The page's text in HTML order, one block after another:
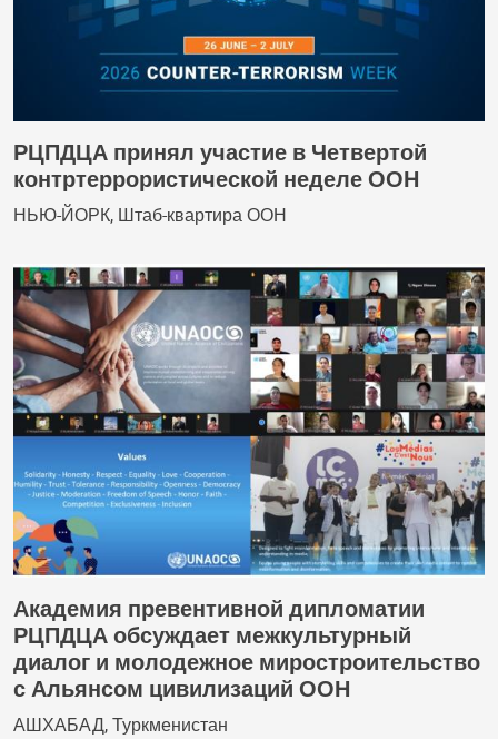
РЦПДЦА принял участие в Четвертой
контртеррористической неделе ООН
НЬЮ-ЙОРК, Штаб-квартира ООН
Академия превентивной дипломатии
РЦПДЦА обсуждает межкультурный
диалог и молодежное миростроительство
с Альянсом цивилизаций ООН
АШХАБАД, Туркменистан